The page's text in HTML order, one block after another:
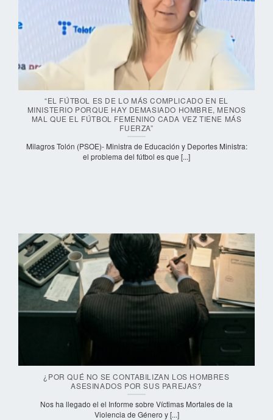
“EL FÚTBOL ES DE LO MÁS COMPLICADO EN EL
MINISTERIO PORQUE HAY DEMASIADO HOMBRE, MENOS
MAL QUE EL FÚTBOL FEMENINO CADA VEZ TIENE MÁS
FUERZA”
Milagros Tolón (PSOE)- Ministra de Educación y Deportes Ministra:
el problema del fútbol es que [...]
¿POR QUÉ NO SE CONTABILIZAN LOS HOMBRES
ASESINADOS POR SUS PAREJAS?
Nos ha llegado el el Informe sobre Víctimas Mortales de la
Violencia de Género y [...]